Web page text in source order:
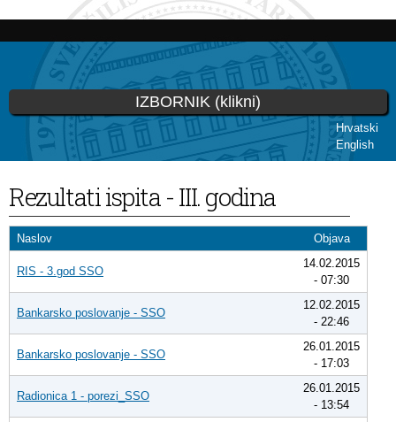
Skoči
glavni
sadržaj
Hrvatski
English
IZBORNIK (klikni)
Vi ste ovdje
Rezultati ispita - III. godina
Naslov Objava
RIS - 3.god SSO
14.02.2015
- 07:30
Bankarsko poslovanje - SSO
12.02.2015
- 22:46
Bankarsko poslovanje - SSO
26.01.2015
- 17:03
Radionica 1 - porezi_SSO
26.01.2015
- 13:54